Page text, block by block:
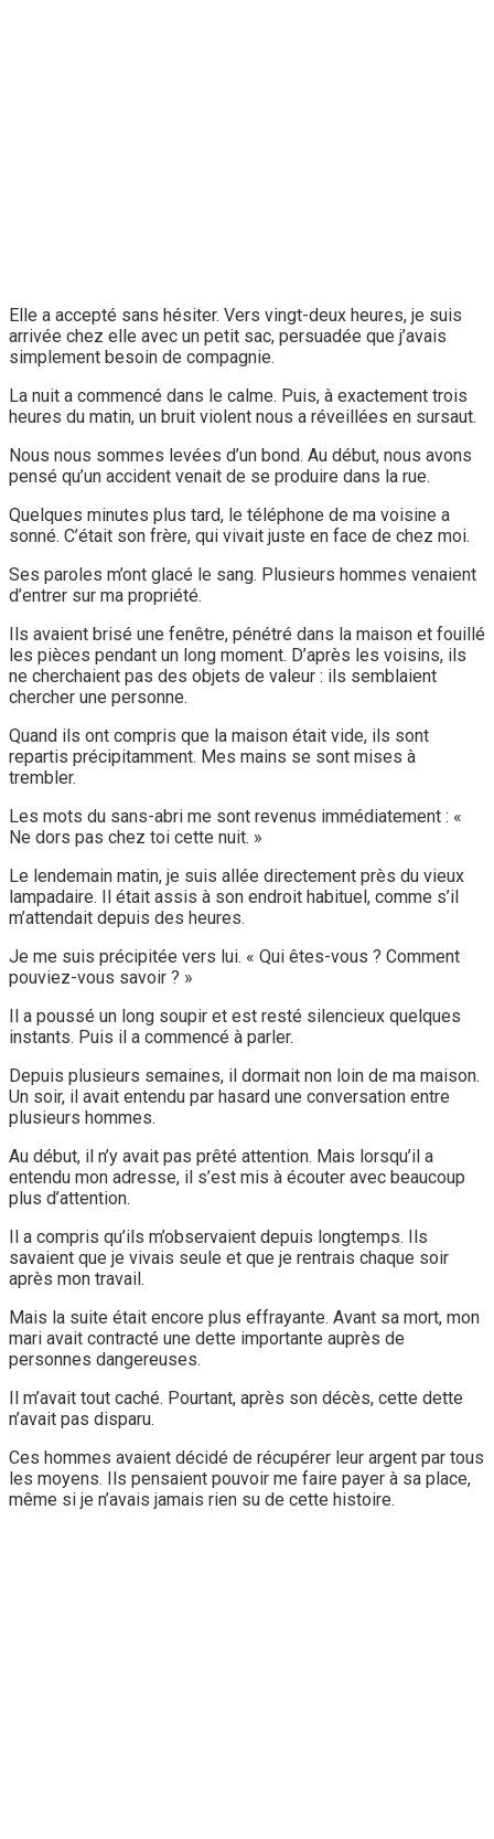
Elle a accepté sans hésiter. Vers vingt-deux heures, je suis
arrivée chez elle avec un petit sac, persuadée que j’avais
simplement besoin de compagnie.
La nuit a commencé dans le calme. Puis, à exactement trois
heures du matin, un bruit violent nous a réveillées en sursaut.
Nous nous sommes levées d’un bond. Au début, nous avons
pensé qu’un accident venait de se produire dans la rue.
Quelques minutes plus tard, le téléphone de ma voisine a
sonné. C’était son frère, qui vivait juste en face de chez moi.
Ses paroles m’ont glacé le sang. Plusieurs hommes venaient
d’entrer sur ma propriété.
Ils avaient brisé une fenêtre, pénétré dans la maison et fouillé
les pièces pendant un long moment. D’après les voisins, ils
ne cherchaient pas des objets de valeur : ils semblaient
chercher une personne.
Quand ils ont compris que la maison était vide, ils sont
repartis précipitamment. Mes mains se sont mises à
trembler.
Les mots du sans-abri me sont revenus immédiatement : «
Ne dors pas chez toi cette nuit. »
Le lendemain matin, je suis allée directement près du vieux
lampadaire. Il était assis à son endroit habituel, comme s’il
m’attendait depuis des heures.
Je me suis précipitée vers lui. « Qui êtes-vous ? Comment
pouviez-vous savoir ? »
Il a poussé un long soupir et est resté silencieux quelques
instants. Puis il a commencé à parler.
Depuis plusieurs semaines, il dormait non loin de ma maison.
Un soir, il avait entendu par hasard une conversation entre
plusieurs hommes.
Au début, il n’y avait pas prêté attention. Mais lorsqu’il a
entendu mon adresse, il s’est mis à écouter avec beaucoup
plus d’attention.
Il a compris qu’ils m’observaient depuis longtemps. Ils
savaient que je vivais seule et que je rentrais chaque soir
après mon travail.
Mais la suite était encore plus effrayante. Avant sa mort, mon
mari avait contracté une dette importante auprès de
personnes dangereuses.
Il m’avait tout caché. Pourtant, après son décès, cette dette
n’avait pas disparu.
Ces hommes avaient décidé de récupérer leur argent par tous
les moyens. Ils pensaient pouvoir me faire payer à sa place,
même si je n’avais jamais rien su de cette histoire.